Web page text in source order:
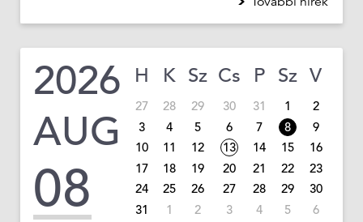
2026
AUG
08
H K Sz Cs P Sz V
27 28 29 30 31 1
2
3
4 5 6 7 8
9
10
11 12 13 14 15
16
17
18 19 20 21 22
23
24
25 26 27 28 29
30
31
1 2 3 4 5 6